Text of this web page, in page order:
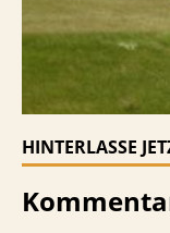
HINTERLASSE